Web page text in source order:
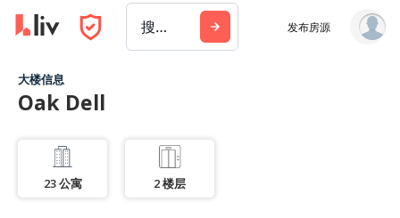
搜索城市、建筑或公司 发布房源
大楼信息
Oak Dell
23公寓 2楼层